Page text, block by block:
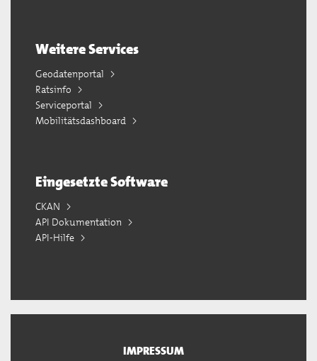
Weitere Services
Geodatenportal
Ratsinfo
Serviceportal
Mobilitätsdashboard
Eingesetzte Software
CKAN
API Dokumentation
API-Hilfe
IMPRESSUM